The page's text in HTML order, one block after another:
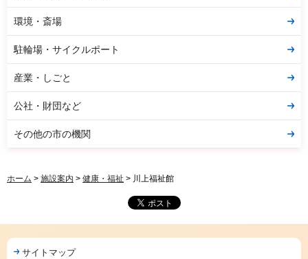
環境・斎場
駐輪場・サイクルポート
産業・しごと
公社・財団など
その他の市の機関
ホーム > 施設案内 > 健康・福祉 > 川上福祉館
サイトマップ